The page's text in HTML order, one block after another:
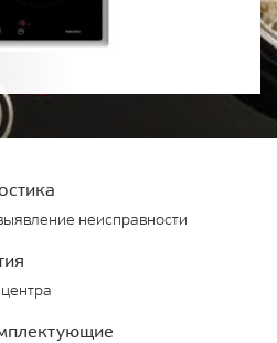
неисправности